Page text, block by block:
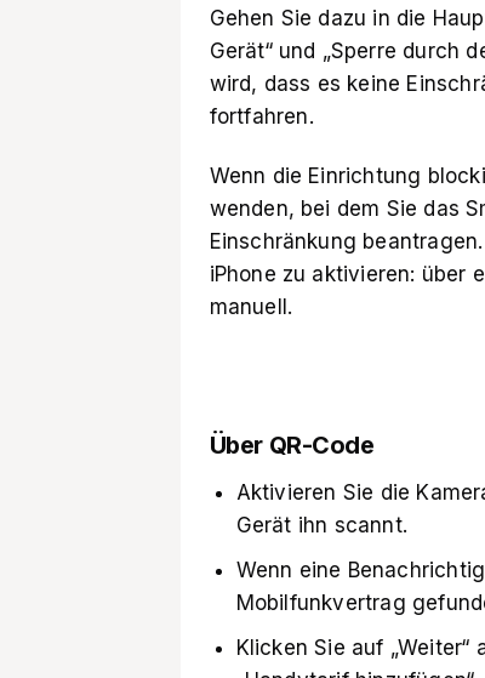
Gehen Sie dazu in die
Gerät“ und „Sperre durch
wird, dass es keine
fortfahren.
Wenn die Einrichtung
wenden, bei dem Sie das
Einschränkung
iPhone zu aktivieren: über
manuell.
Über QR-Code
Aktivieren Sie die
Gerät ihn scannt.
Wenn eine
Mobilfunkvertrag
Klicken Sie auf